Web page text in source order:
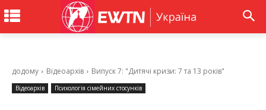
додому Відеоархів Випуск 7: "Дитячі кризи: 7 та 13 років"
Відеоархів Психологія сімейних стосунків